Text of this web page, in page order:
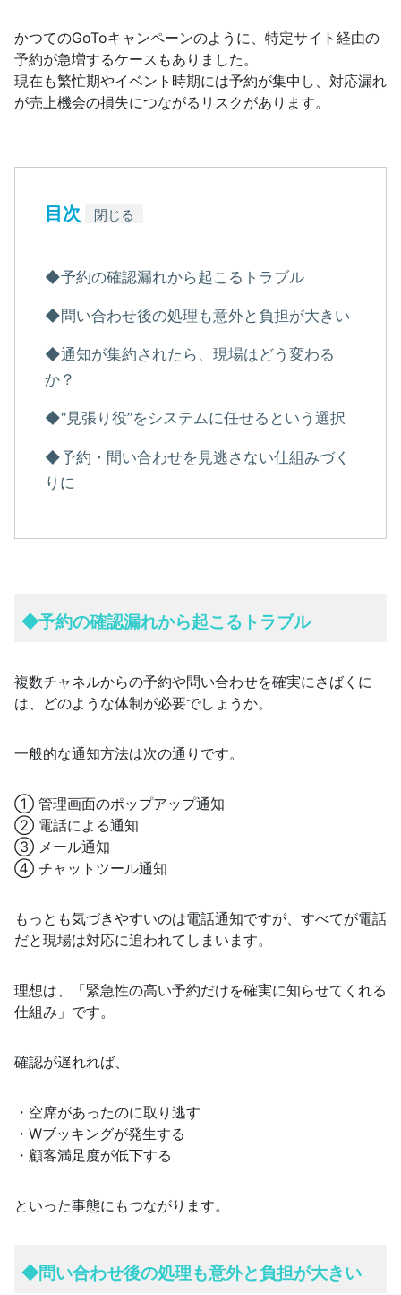
かつてのGoToキャンペーンのように、特定サイト経由の
予約が急増するケースもありました。
現在も繁忙期やイベント時期には予約が集中し、対応漏れ
が売上機会の損失につながるリスクがあります。
目次 閉じる
◆予約の確認漏れから起こるトラブル
◆問い合わせ後の処理も意外と負担が大きい
◆通知が集約されたら、現場はどう変わる
か？
◆“見張り役”をシステムに任せるという選択
◆予約・問い合わせを見逃さない仕組みづく
りに
◆予約の確認漏れから起こるトラブル
複数チャネルからの予約や問い合わせを確実にさばくに
は、どのような体制が必要でしょうか。
一般的な通知方法は次の通りです。
① 管理画面のポップアップ通知
② 電話による通知
③ メール通知
④ チャットツール通知
もっとも気づきやすいのは電話通知ですが、すべてが電話
だと現場は対応に追われてしまいます。
理想は、「緊急性の高い予約だけを確実に知らせてくれる
仕組み」です。
確認が遅れれば、
・空席があったのに取り逃す
・Wブッキングが発生する
・顧客満足度が低下する
といった事態にもつながります。
◆問い合わせ後の処理も意外と負担が大きい